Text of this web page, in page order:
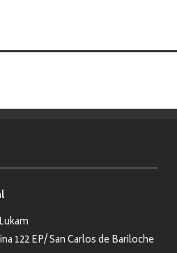
122 EP/ San Carlos de Bariloche